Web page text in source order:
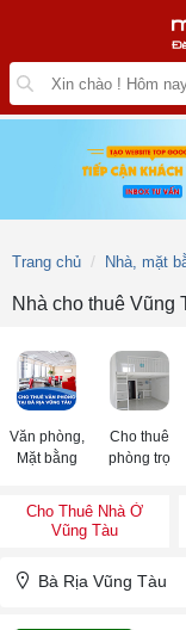
Trang chủ Nhà, mặt
Nhà cho thuê Vũng
Văn phòng,
Mặt bằng
Cho thuê
phòng trọ
Cho Thuê Nhà Ở
Vũng Tàu
Bà Rịa Vũng Tàu